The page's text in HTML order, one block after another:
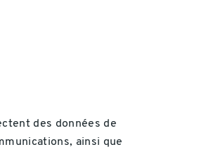
des données de
ainsi que